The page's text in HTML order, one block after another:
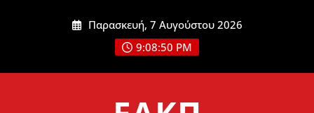
Παρασκευή, 7 Αυγούστου 2026
9:08:52 PM